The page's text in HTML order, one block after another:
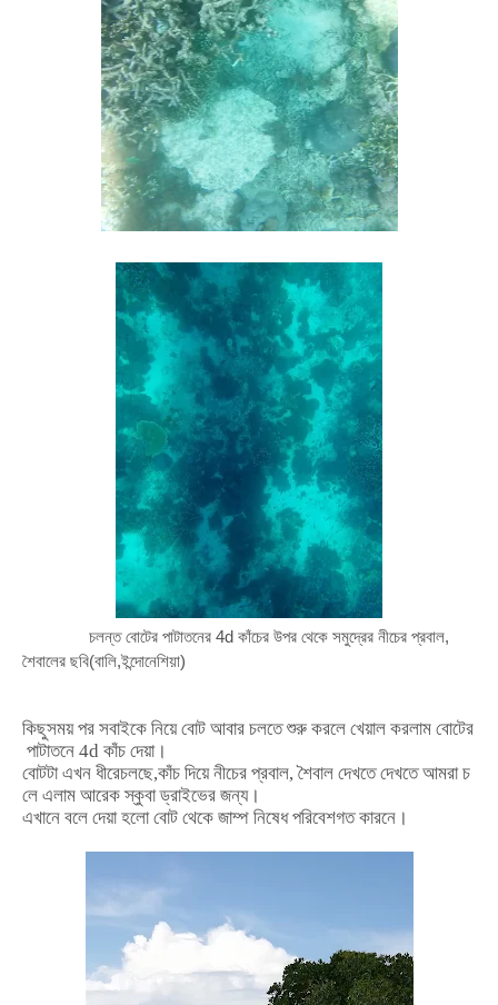
চলন্ত বোটের পাটাতনের 4d কাঁচের উপর থেকে সমুদ্রের নীচের প্রবাল,
শৈবালের ছবি(বালি,ইন্দোনেশিয়া)
কিছুসময় পর সবাইকে নিয়ে বোট আবার চলতে শুরু করলে খেয়াল করলাম বোটের
পাটাতনে 4d কাঁচ দেয়া।
বোটটা এখন ধীরেচলছে,কাঁচ দিয়ে নীচের প্রবাল,শৈবাল দেখতে দেখতে আমরা চ
লে এলাম আরেক স্কুবা ড্রাইভের জন্য।
এখানে বলে দেয়া হলো বোট থেকে জাম্প নিষেধ পরিবেশগত কারনে।